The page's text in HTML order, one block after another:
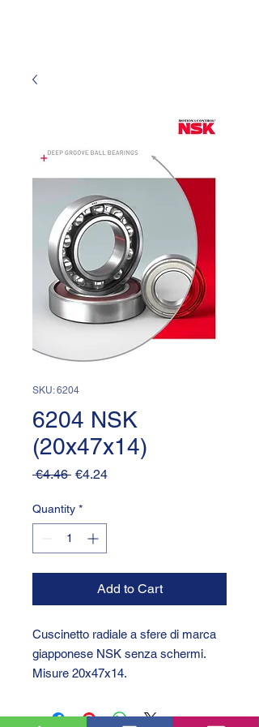
SKU: 6204
6204 NSK
(20x47x14)
€4.46 Regular
€4.24Sale
Quantity *
Add to Cart
Cuscinetto radiale a sfere di marca
giapponese NSK senza schermi.
Misure 20x47x14.